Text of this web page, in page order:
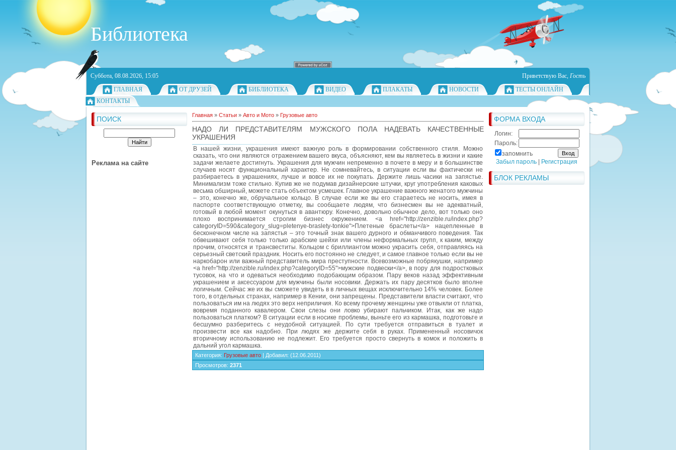
Библиотека
Суббота, 08.08.2026, 15:05 Приветствую Вас, Гость
ГЛАВНАЯ
ОТ ДРУЗЕЙ БИБЛИОТЕКА ВИДЕО ПЛАКАТЫ НОВОСТИ
ТЕСТЫ ОНЛАЙН
КОНТАКТЫ
ПОИСК
Реклама на сайте
ФОРМА ВХОДА
Логин:
Пароль:
запомнить
Забыл пароль
Регистрация
БЛОК РЕКЛАМЫ
Главная » Статьи » Авто и Мото » Грузовые авто
НАДО ЛИ ПРЕДСТАВИТЕЛЯМ МУЖСКОГО ПОЛА НАДЕВАТЬ КАЧЕСТВЕННЫЕ
УКРАШЕНИЯ
В нашей жизни, украшения имеют важную роль в формировании собственного стиля. Можно
сказать, что они являются отражением вашего вкуса, объясняют, кем вы являетесь в жизни и какие
задачи желаете достигнуть. Украшения для мужчин непременно в почете в меру и в большинстве
случаев носят функциональный характер. Не сомневайтесь, в ситуации если вы фактически не
разбираетесь в украшениях, лучше и вовсе их не покупать. Держите лишь часики на запястье.
Минимализм тоже стильно. Купив же не подумав дизайнерские штучки, круг употребления каковых
весьма обширный, можете стать объектом усмешек. Главное украшение важного женатого мужчины
– это, конечно же, обручальное кольцо. В случае если же вы его стараетесь не носить, имея в
паспорте соответствующую отметку, вы сообщаете людям, что бизнесмен вы не адекватный,
готовый в любой момент окунуться в авантюру. Конечно, довольно обычное дело, вот только оно
плохо воспринимается строгим бизнес окружением. <a href="http://zenzible.ru/index.php?
categoryID=590&category_slug=pletenye-braslety-tonkie">Плетеные браслеты</a> нацепленные в
бесконечном числе на запястья – это точный знак вашего дурного и обманчивого поведения. Так
обвешивают себя только только арабские шейхи или члены неформальных групп, к каким, между
прочим, относятся и трансвеститы. Кольцом с бриллиантом можно украсить себя, отправляясь на
серьезный светский праздник. Носить его постоянно не следует, и самое главное только если вы не
наркобарон или важный представитель мира преступности. Всевозможные побрякушки, например
<a href="http://zenzible.ru/index.php?categoryID=55">мужские подвески</a>, в пору для подростковых
тусовок, на что и одеваться необходимо подобающим образом. Пару веков назад эффективным
украшением и аксессуаром для мужчины были носовики. Держать их пару десятков было вполне
логичным. Сейчас же их вы сможете увидеть в в личных вещах исключительно 14% человек. Более
того, в отдельных странах, например в Кении, они запрещены. Представители власти считают, что
пользоваться им на людях это верх неприличия. Ко всему прочему женщины уже отвыкли от платка,
вовремя поданного кавалером. Свои слезы они ловко убирают пальчиком. Итак, как же надо
пользоваться платком? В ситуации если в носике проблемы, выньте его из кармашка, подготовьте и
бесшумно разберитесь с неудобной ситуацией. По сути требуется отправиться в туалет и
произвести все как надобно. При людях же держите себя в руках. Примененный носовичок
вторичному использованию не подлежит. Его требуется просто свернуть в комок и положить в
дальний угол кармашка.
Категория: Грузовые авто | Добавил: (12.06.2011)
Просмотров: 2371